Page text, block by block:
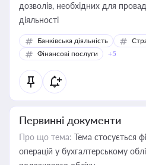
дозволів, необхідних для
діяльності
Банківська діяльність
Фінансові послуги
+5
Первинні документи
Про що тема: Тема стосується
операцій у бухгалтерському